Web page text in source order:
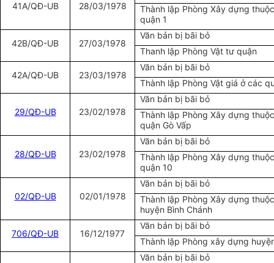
41A/QĐ-UB 28/03/1978
Thành lập Phòng Xây dựng
quận 1
42B/QĐ-UB 27/03/1978
Văn bản bị bãi bỏ
Thanh lập Phòng Vật tư quận
42A/QĐ-UB 23/03/1978
Văn bản bị bãi bỏ
Thành lập Phòng Vật giá ở các
29/QĐ-UB 23/02/1978
Văn bản bị bãi bỏ
Thành lập Phòng Xây dựng
quận Gò Vấp
28/QĐ-UB 23/02/1978
Văn bản bị bãi bỏ
Thành lập Phòng Xây dựng
quận 10
02/QĐ-UB 02/01/1978
Văn bản bị bãi bỏ
Thành lập Phòng Xây dựng
huyện Bình Chánh
706/QĐ-UB 16/12/1977
Văn bản bị bãi bỏ
Thành lập Phòng xây dựng
Văn bản bị bãi bỏ